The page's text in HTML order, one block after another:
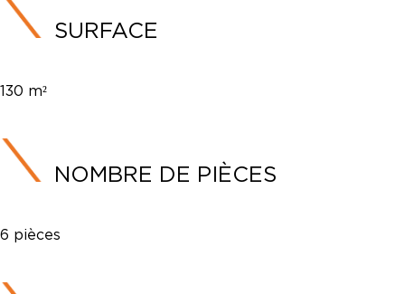
SURFACE
130 m²
NOMBRE DE PIÈCES
6 pièces